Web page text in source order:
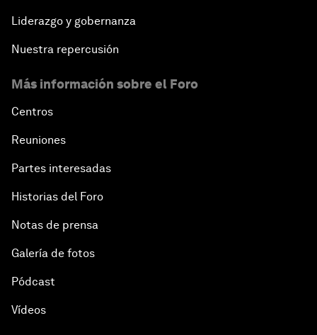
Liderazgo y gobernanza
Nuestra repercusión
Más información sobre el Foro
Centros
Reuniones
Partes interesadas
Historias del Foro
Notas de prensa
Galería de fotos
Pódcast
Vídeos